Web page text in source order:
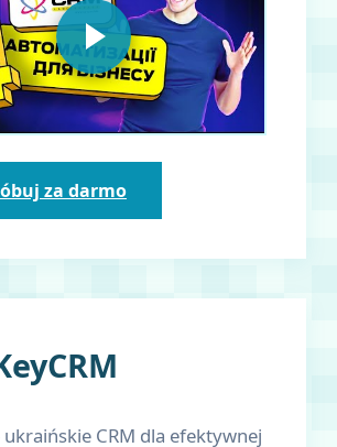
za darmo
ukraińskie CRM dla efektywnej